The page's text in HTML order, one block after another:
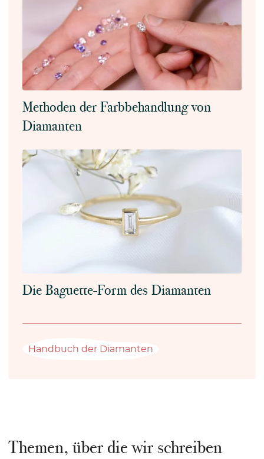
Methoden der Farbbehandlung von
Diamanten
Die Baguette-Form des Diamanten
Handbuch der Diamanten
Themen, über die wir schreiben